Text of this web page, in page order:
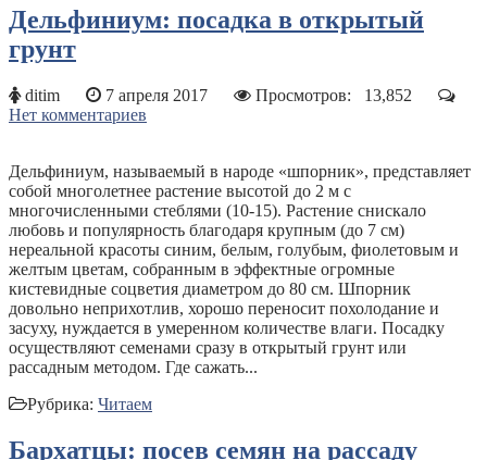
Дельфиниум: посадка в открытый
грунт
ditim 7 апреля 2017 Просмотров: 13,852
Нет комментариев
Дельфиниум, называемый в народе «шпорник», представляет
собой многолетнее растение высотой до 2 м с
многочисленными стеблями (10-15). Растение снискало
любовь и популярность благодаря крупным (до 7 см)
нереальной красоты синим, белым, голубым, фиолетовым и
желтым цветам, собранным в эффектные огромные
кистевидные соцветия диаметром до 80 см. Шпорник
довольно неприхотлив, хорошо переносит похолодание и
засуху, нуждается в умеренном количестве влаги. Посадку
осуществляют семенами сразу в открытый грунт или
рассадным методом. Где сажать...
Рубрика: Читаем
Бархатцы: посев семян на рассаду